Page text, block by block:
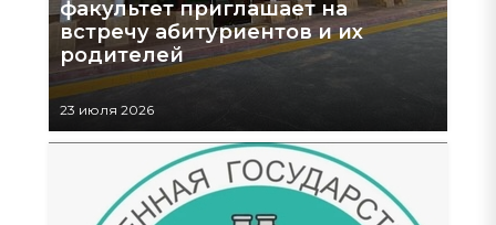
факультет приглашает на
встречу абитуриентов и их
родителей
23 июля 2026